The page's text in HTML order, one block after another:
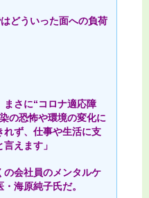
どういった面への負荷
まさに“コロナ適応障
の恐怖や環境の変化に
れず、仕事や生活に支
えます」
の会社員のメンタルケ
海原純子氏だ。